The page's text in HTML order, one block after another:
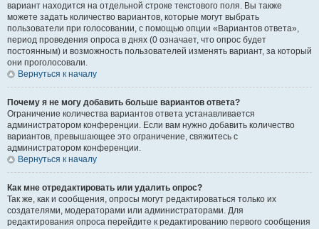
вариант находится на отдельной строке текстового поля. Вы также
можете задать количество вариантов, которые могут выбрать
пользователи при голосовании, с помощью опции «Вариантов ответа»,
период проведения опроса в днях (0 означает, что опрос будет
постоянным) и возможность пользователей изменять вариант, за который
они проголосовали.
Вернуться к началу
Почему я не могу добавить больше вариантов ответа?
Ограничение количества вариантов ответа устанавливается
администратором конференции. Если вам нужно добавить количество
вариантов, превышающее это ограничение, свяжитесь с
администратором конференции.
Вернуться к началу
Как мне отредактировать или удалить опрос?
Так же, как и сообщения, опросы могут редактироваться только их
создателями, модераторами или администраторами. Для
редактирования опроса перейдите к редактированию первого сообщения